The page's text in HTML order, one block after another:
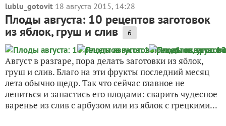
lublu_gotovit 18 августа 2015, 14:28
Плоды августа: 10 рецептов заготовок
из яблок, груш и слив 6
Август в разгаре, пора делать заготовки из яблок,
груш и слив. Благо на эти фрукты последний месяц
лета обычно щедр. Так что сейчас главное не
лениться и запастись его плодами: сварить чудесное
варенье из слив с арбузом или из яблок с грецкими...